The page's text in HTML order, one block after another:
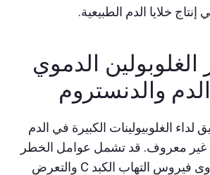
خلايا الدم الطبيعية.
الدموي
والدنستروم
الغلوبيولينات الكبيرة في الدم
معروف. قد تشمل عوامل الخطر
التاريخ العائلي وعدوى فيروس التهاب الكبد C والتعرض